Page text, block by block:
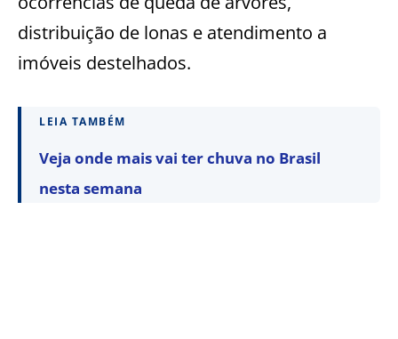
distribuição de lonas e atendimento a
imóveis destelhados.
LEIA TAMBÉM
Veja onde mais vai ter chuva no Brasil
nesta semana